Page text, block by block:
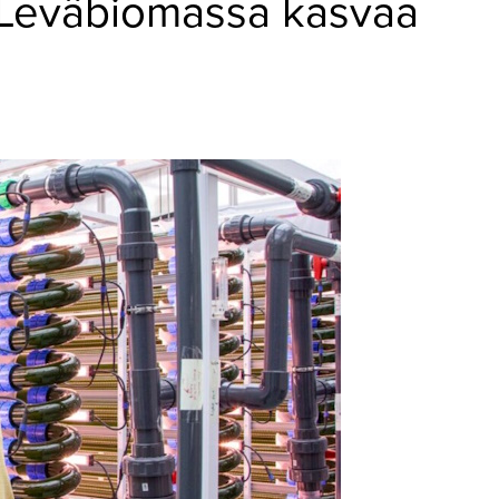
kasvaa